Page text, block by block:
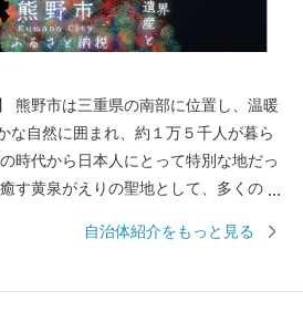
熊野市は三重県の南部に位置し、温暖
な自然に囲まれ、約１万５千人が暮ら
す黄泉がえりの聖地として、多くの
ような巨岩の「獅子岩」 日本最古の神
自治体紹介をもっと見る